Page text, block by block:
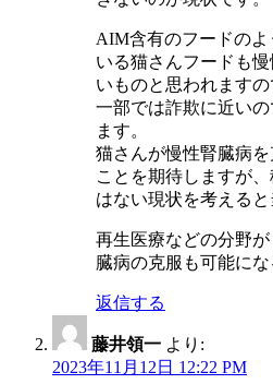
AIM含有のフードの
いる猫さんフードも
いものと思われますの
一部では詐欺に近い
ます。
猫さんが慢性腎臓病
ことを期待しますが
はない現状を考えると
再生医療などの分野
臓病の克服も可能にな
返信する
藤井領一 より:
2023年11月12日 12:22 PM